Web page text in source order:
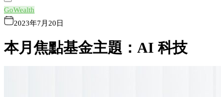
GoWealth
2023年7月20日
本月焦點基金主題：AI 科技